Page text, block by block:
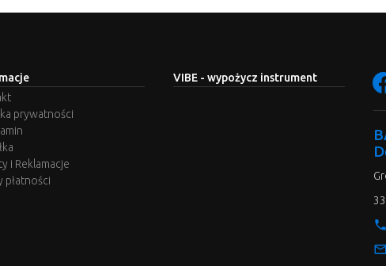
prywatności
i Reklamacje
płatności
VIBE - wypożycz instrument